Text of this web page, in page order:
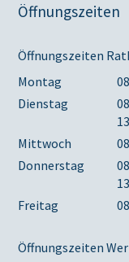
Öffnungszeiten
Öffnungszeiten
Montag
Dienstag
Mittwoch
Donnerstag
Freitag
Öffnungszeiten